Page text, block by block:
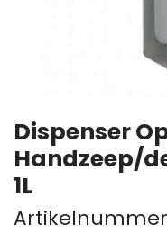
Dispenser
Handzeep/
1L